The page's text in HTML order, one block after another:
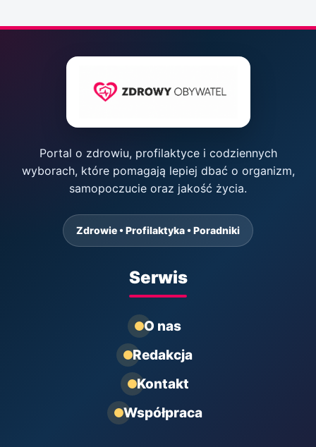
Portal o zdrowiu, profilaktyce i codziennych
wyborach, które pomagają lepiej dbać o organizm,
samopoczucie oraz jakość życia.
Zdrowie • Profilaktyka • Poradniki
Serwis
O nas
Redakcja
Kontakt
Współpraca